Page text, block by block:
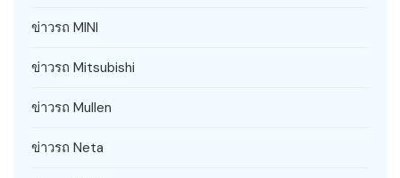
ข่าวรถ MINI
ข่าวรถ Mitsubishi
ข่าวรถ Mullen
ข่าวรถ Neta